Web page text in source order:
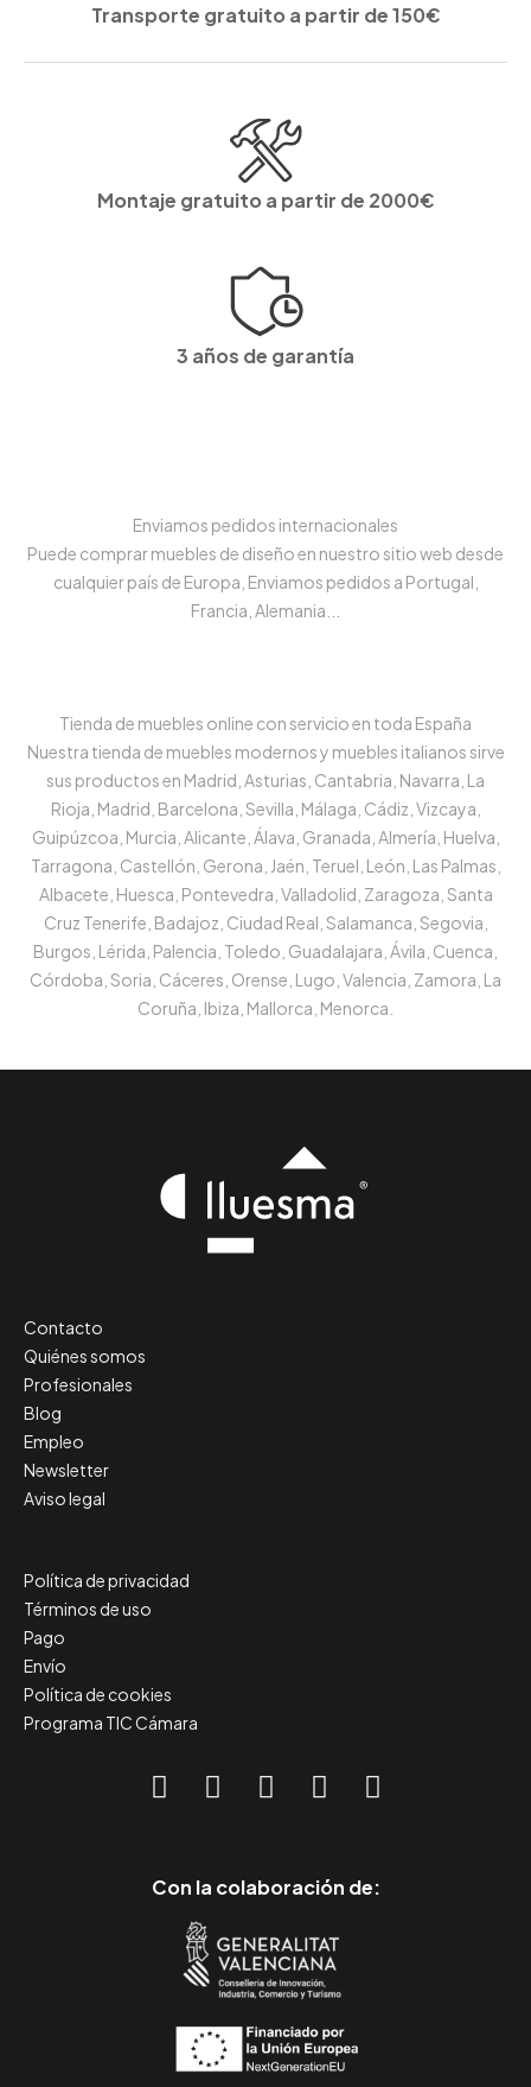
Transporte gratuito a partir de 150€
Montaje gratuito a partir de 2000€
3 años de garantía
Enviamos pedidos internacionales
Puede comprar muebles de diseño en nuestro sitio web desde
cualquier país de Europa, Enviamos pedidos a Portugal,
Francia, Alemania...
Tienda de muebles online con servicio en toda España
Nuestra tienda de muebles modernos y muebles italianos sirve
sus productos en Madrid, Asturias, Cantabria, Navarra, La
Rioja, Madrid, Barcelona, Sevilla, Málaga, Cádiz, Vizcaya,
Guipúzcoa, Murcia, Alicante, Álava, Granada, Almería, Huelva,
Tarragona, Castellón, Gerona, Jaén, Teruel, León, Las Palmas,
Albacete, Huesca, Pontevedra, Valladolid, Zaragoza, Santa
Cruz Tenerife, Badajoz, Ciudad Real, Salamanca, Segovia,
Burgos, Lérida, Palencia, Toledo, Guadalajara, Ávila, Cuenca,
Córdoba, Soria, Cáceres, Orense, Lugo, Valencia, Zamora, La
Coruña, Ibiza, Mallorca, Menorca.
Contacto
Quiénes somos
Profesionales
Blog
Empleo
Newsletter
Aviso legal
Política de privacidad
Términos de uso
Pago
Envío
Política de cookies
Programa TIC Cámara
Con la colaboración de: